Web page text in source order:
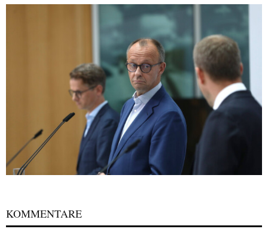
KOMMENTARE